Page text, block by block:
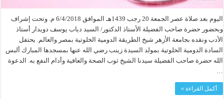
اليوم بعد صلاة عصر الجمعة 20 رجب 1439هـ الموافق 6/4/2018 م. وتحت إشراف
وبحضور حضرة صاحب الفضيلة الأستاذ الدكتور/ السيد دياب يوسف دويدار أستاذ
الأدب ونقده بجامعة الأزهر شيخ الطريقة الدومية الخلوتية بمصر والعالم. يحتفل
السادة الدومية الخلوتية بمولد السيدة زينب رضي الله عنها بمسجدها المبارك ألبس
الله حضرة صاحب الفضيلة سيدنا الشيخ ثوب الصحة والعافية وأدام النفع به. الدعوة
…
أكمل القراءة »